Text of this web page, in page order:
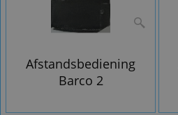
Afstandsbediening
Barco 2